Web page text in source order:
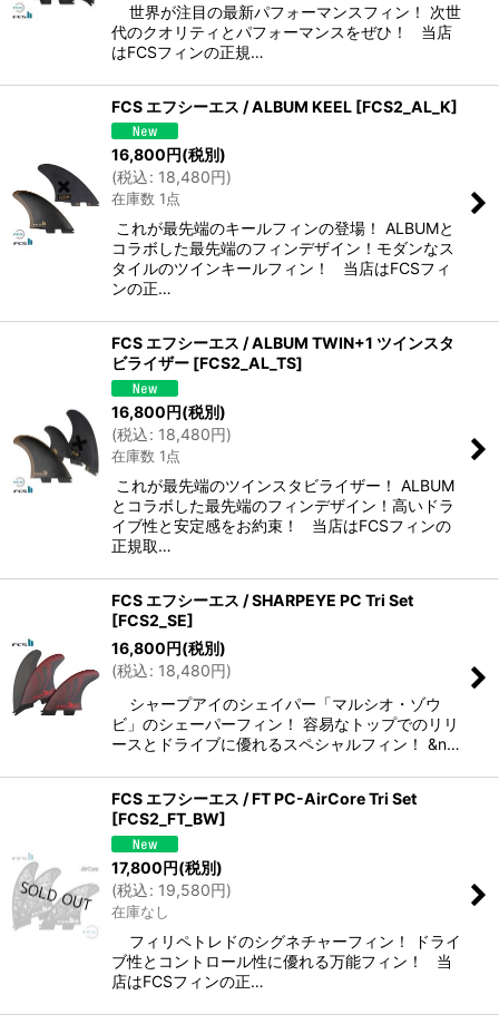
世界が注目の最新パフォーマンスフィン！ 次世
代のクオリティとパフォーマンスをぜひ！ 当店
はFCSフィンの正規…
FCS エフシーエス / ALBUM KEEL [FCS2_AL_K]
16,800円(税別)
(税込: 18,480円)
在庫数 1点
これが最先端のキールフィンの登場！ ALBUMと
コラボした最先端のフィンデザイン！モダンなス
タイルのツインキールフィン！ 当店はFCSフィ
ンの正…
FCS エフシーエス / ALBUM TWIN+1 ツインスタ
ビライザー [FCS2_AL_TS]
16,800円(税別)
(税込: 18,480円)
在庫数 1点
これが最先端のツインスタビライザー！ ALBUM
とコラボした最先端のフィンデザイン！高いドラ
イブ性と安定感をお約束！ 当店はFCSフィンの
正規取…
FCS エフシーエス / SHARPEYE PC Tri Set
[FCS2_SE]
16,800円(税別)
(税込: 18,480円)
シャープアイのシェイパー「マルシオ・ゾウ
ビ」のシェーパーフィン！ 容易なトップでのリリ
ースとドライブに優れるスペシャルフィン！ &n…
FCS エフシーエス / FT PC-AirCore Tri Set
[FCS2_FT_BW]
17,800円(税別)
(税込: 19,580円)
在庫なし
フィリペトレドのシグネチャーフィン！ ドライ
ブ性とコントロール性に優れる万能フィン！ 当
店はFCSフィンの正…